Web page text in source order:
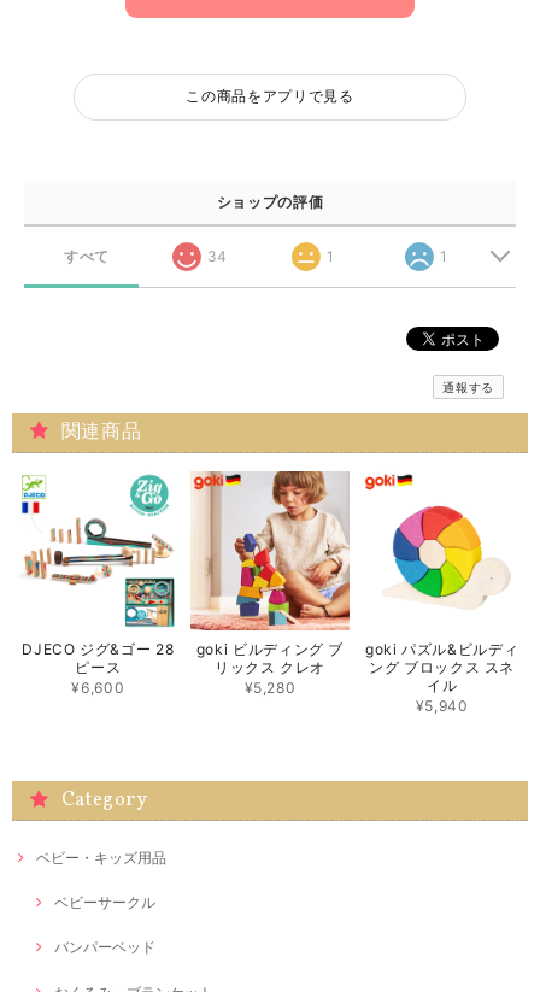
この商品をアプリで見る
ショップの評価
すべて 34 1 1
通報する
関連商品
DJECO ジグ&ゴー 28
ピース
¥6,600
goki ビルディング ブ
リックス クレオ
¥5,280
goki パズル&ビルディ
ング ブロックス スネ
イル
¥5,940
Category
ベビー・キッズ用品
ベビーサークル
バンパーベッド